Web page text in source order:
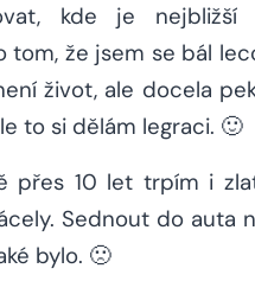
kde je
tom, že jsem se bál
život, ale docela
to si dělám legraci. 🙂
přes 10 let trpím i
Sednout do auta
bylo. 🙁